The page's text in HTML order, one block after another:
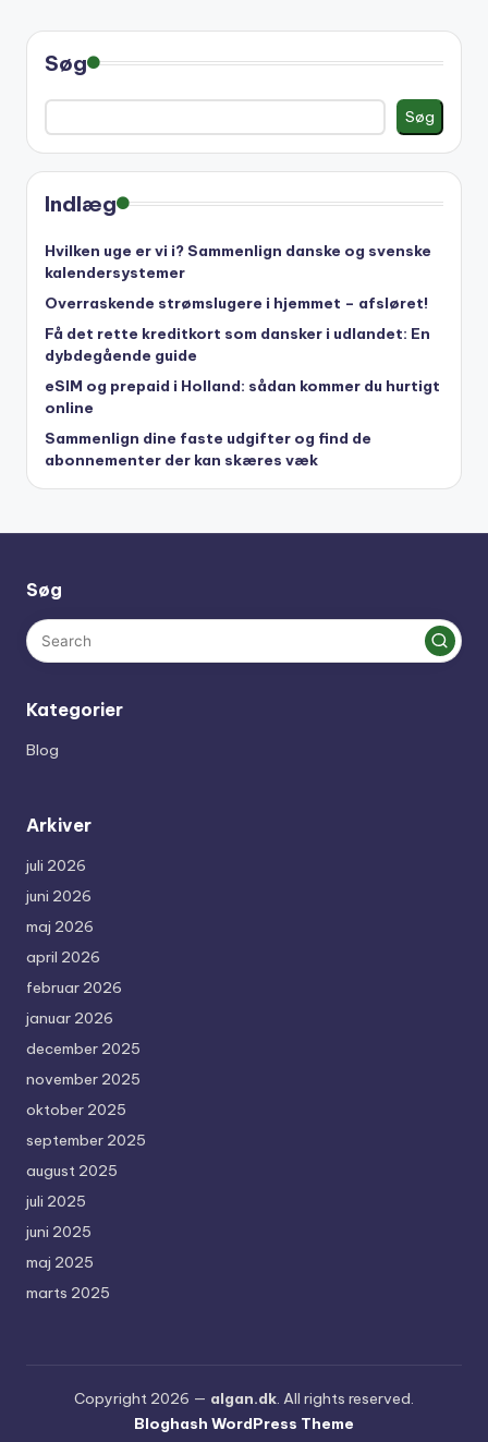
Søg
Søg
Indlæg
Hvilken uge er vi i? Sammenlign danske og svenske
kalendersystemer
Overraskende strømslugere i hjemmet – afsløret!
Få det rette kreditkort som dansker i udlandet: En
dybdegående guide
eSIM og prepaid i Holland: sådan kommer du hurtigt
online
Sammenlign dine faste udgifter og find de
abonnementer der kan skæres væk
Søg
Kategorier
Blog
Arkiver
juli 2026
juni 2026
maj 2026
april 2026
februar 2026
januar 2026
december 2025
november 2025
oktober 2025
september 2025
august 2025
juli 2025
juni 2025
maj 2025
marts 2025
Copyright 2026 — algan.dk. All rights reserved.
Bloghash WordPress Theme